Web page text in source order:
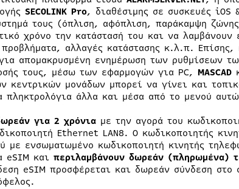
SECOLINK Pro, διαθέσιμης σε συσκευές
τους (όπλιση, αφόπλιση, παράκαμψη
χρόνο την κατάστασή του και να λαμβάνουν
αλλαγές κατάστασης κ.λ.π. Επίσης,
απομακρυσμένη ενημέρωση των ρυθμίσεων
τους, μέσω των εφαρμογών για PC, MASCAD
κεντρικών μονάδων μπορεί να γίνει και
πληκτρολόγια άλλα και μέσα από το μενού
για 2 χρόνιαμε την αγορά του
Ethernet LAN8. Ο κωδικοποιητής
με ενσωματωμένο κωδικοποιητή κινητής
eSIM και περιλαμβάνουν δωρεάν (πληρωμένα)
eSIM προσφέρεται και δωρεάν σύνδεση στο